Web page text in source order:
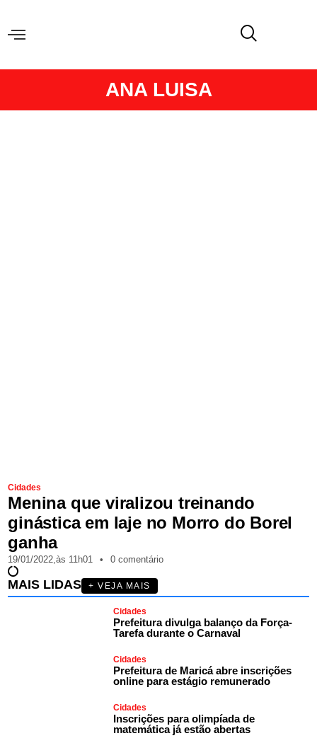
ANA LUISA
Cidades
Menina que viralizou treinando
ginástica em laje no Morro do Borel
ganha
19/01/2022,às 11h01 • 0 comentário
MAIS LIDAS + VEJA MAIS
Cidades
Prefeitura divulga balanço da Força-
Tarefa durante o Carnaval
Cidades
Prefeitura de Maricá abre inscrições
online para estágio remunerado
Cidades
Inscrições para olimpíada de
matemática já estão abertas